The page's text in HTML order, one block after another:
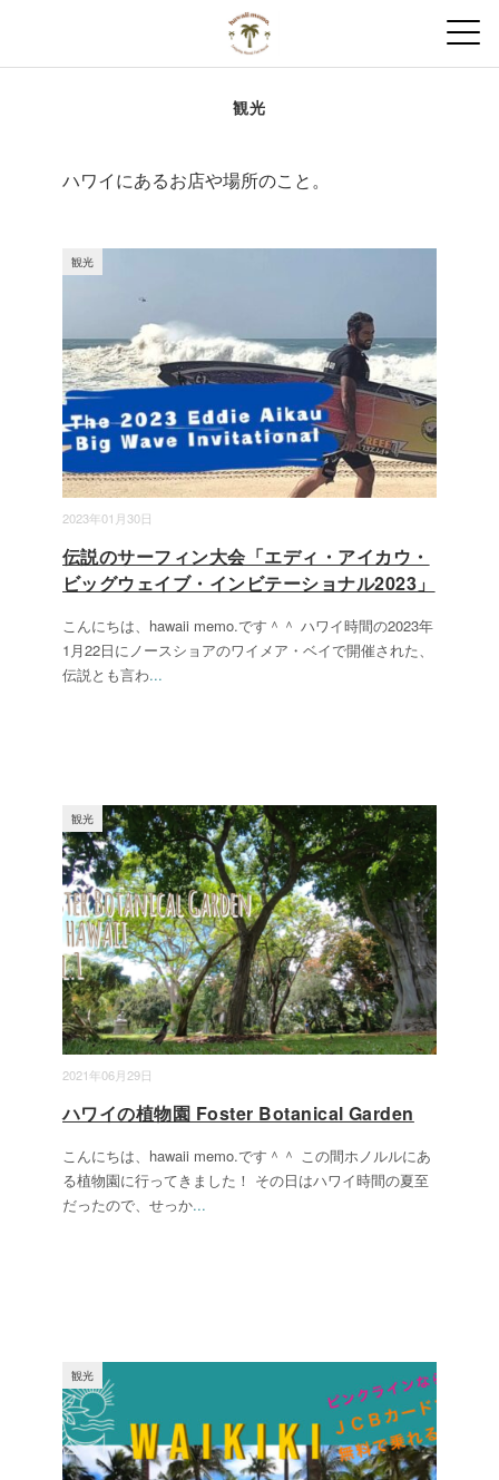
観光
ハワイにあるお店や場所のこと。
2023年01月30日
観光
伝説のサーフィン大会「エディ・アイカウ・
ビッグウェイブ・インビテーショナル2023」
こんにちは、hawaii memo.です＾＾ ハワイ時間の2023年
1月22日にノースショアのワイメア・ベイで開催された、
伝説とも言わ...
2021年06月29日
観光
ハワイの植物園 Foster Botanical Garden
こんにちは、hawaii memo.です＾＾ この間ホノルルにあ
る植物園に行ってきました！ その日はハワイ時間の夏至
だったので、せっか...
観光